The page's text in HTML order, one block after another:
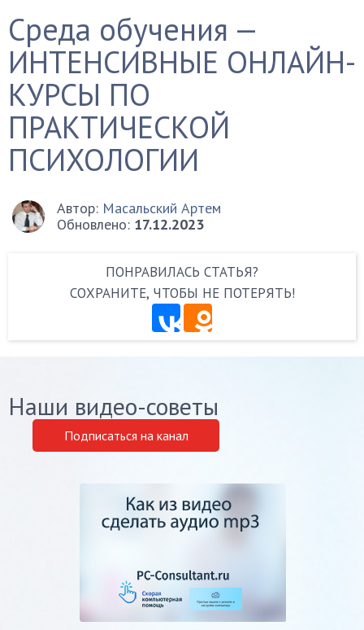
Среда обучения —
ИНТЕНСИВНЫЕ ОНЛАЙН-
КУРСЫ ПО
ПРАКТИЧЕСКОЙ
ПСИХОЛОГИИ
Автор: Масальский Артем
Обновлено: 17.12.2023
ПОНРАВИЛАСЬ СТАТЬЯ?
СОХРАНИТЕ, ЧТОБЫ НЕ ПОТЕРЯТЬ!
Наши видео-советы
Подписаться на канал